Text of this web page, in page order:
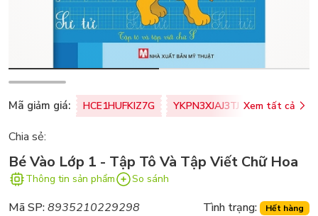
Mã giảm giá: HCE1HUFKIZ7G YKPN3XJAJ3TJ Xem tất cả
Chia sẻ:
Bé Vào Lớp 1 - Tập Tô Và Tập Viết Chữ Hoa
Thông tin sản phẩm So sánh
Mã SP:8935210229298 Tình trạng: Hết hàng